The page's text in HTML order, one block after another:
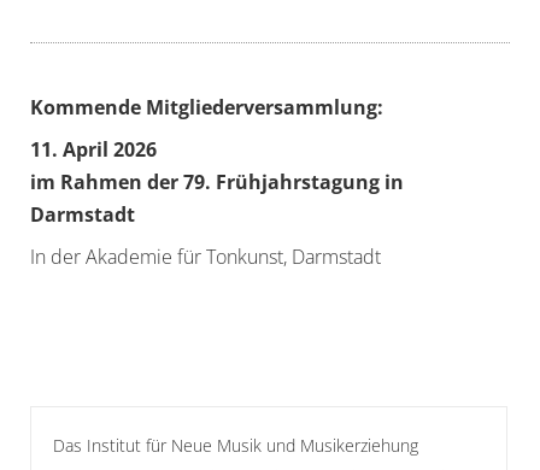
Kommende Mitgliederversammlung:
11. April 2026
im Rahmen der 79. Frühjahrstagung in
Darmstadt
In der Akademie für Tonkunst, Darmstadt
Das Institut für Neue Musik und Musikerziehung